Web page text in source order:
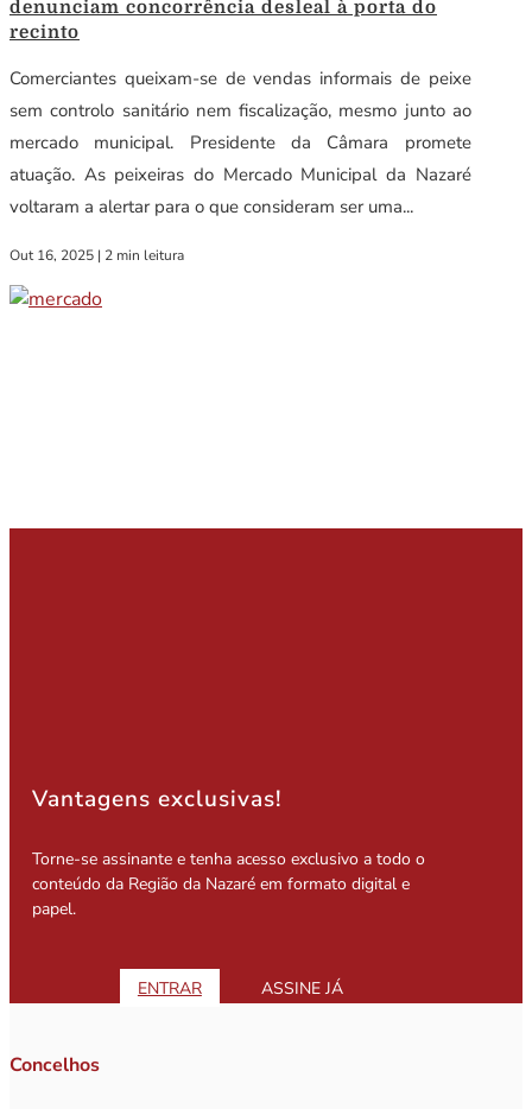
denunciam concorrência desleal à porta do
recinto
Comerciantes queixam-se de vendas informais de peixe
sem controlo sanitário nem fiscalização, mesmo junto ao
mercado municipal. Presidente da Câmara promete
atuação. As peixeiras do Mercado Municipal da Nazaré
voltaram a alertar para o que consideram ser uma...
Out 16, 2025 | 2 min leitura
Vantagens exclusivas!
Torne-se assinante e tenha acesso exclusivo a todo o
conteúdo da Região da Nazaré em formato digital e
papel.
ENTRAR ASSINE JÁ
Concelhos